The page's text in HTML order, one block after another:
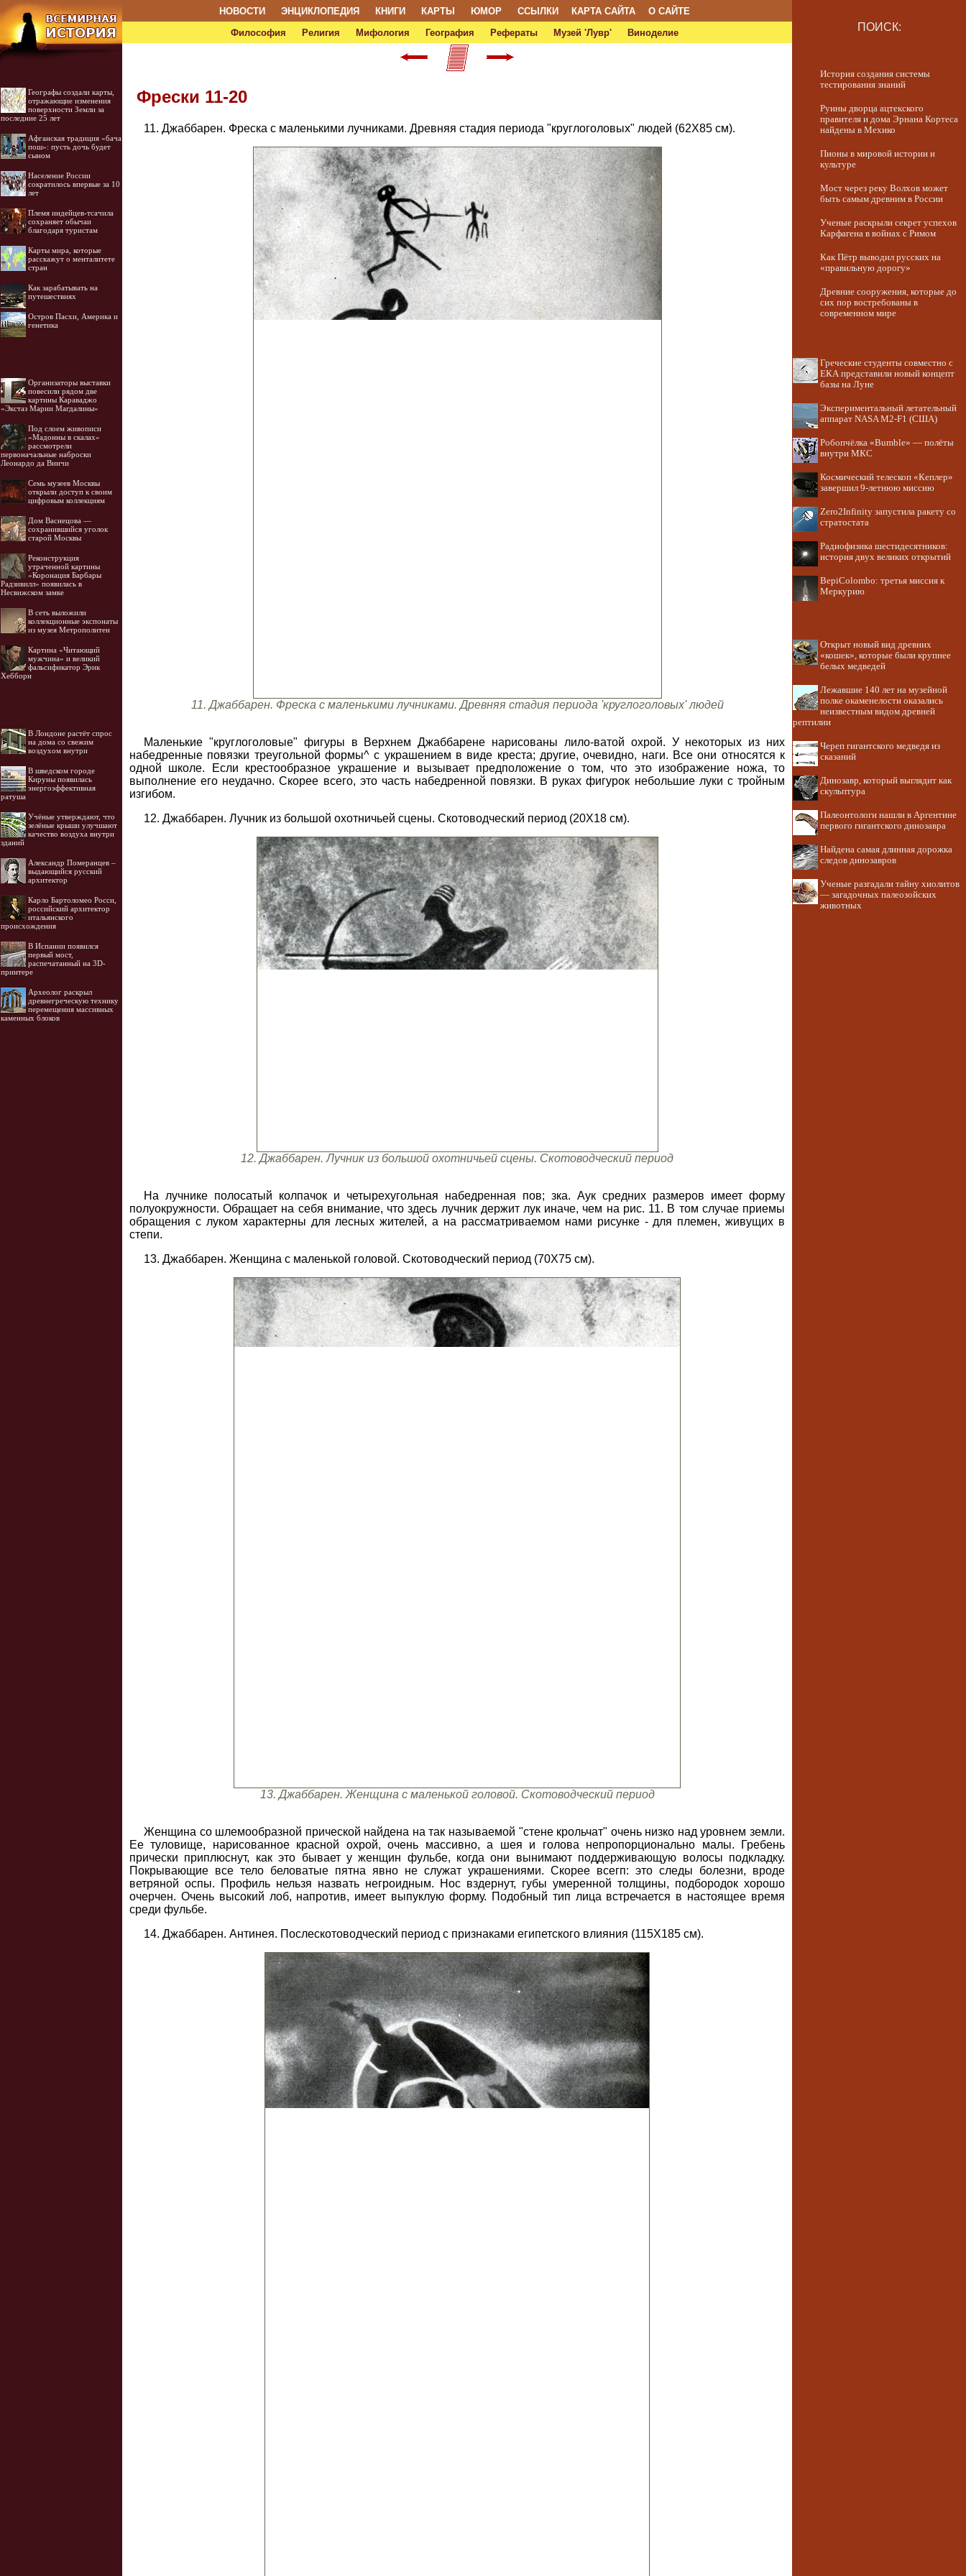
НОВОСТИ ЭНЦИКЛОПЕДИЯ КНИГИ КАРТЫ ЮМОР ССЫЛКИ КАРТА САЙТА
О САЙТЕ
Философия
Религия Мифология География Рефераты Музей 'Лувр' Виноделие ПОИСК:
Географы создали карты,
отражающие изменения
поверхности Земли за
последние 25 лет
Афганская традиция «бача
пош»: пусть дочь будет
сыном
Население России
сократилось впервые за 10
лет
Племя индейцев-тсачила
сохраняет обычаи
благодаря туристам
Карты мира, которые
расскажут о менталитете
стран
Как зарабатывать на
путешествиях
Остров Пасхи, Америка и
генетика
Организаторы выставки
повесили рядом две
картины Караваджо
«Экстаз Марии Магдалины»
Под слоем живописи
«Мадонны в скалах»
рассмотрели
первоначальные наброски
Леонардо да Винчи
Семь музеев Москвы
открыли доступ к своим
цифровым коллекциям
Дом Васнецова —
сохранившийся уголок
старой Москвы
Реконструкция
утраченной картины
«Коронация Барбары
Радзивилл» появилась в
Несвижском замке
В сеть выложили
коллекционные экспонаты
из музея Метрополитен
Картина «Читающий
мужчина» и великий
фальсификатор Эрик
Хебборн
В Лондоне растёт спрос
на дома со свежим
воздухом внутри
В шведском городе
Кируны появилась
энергоэффективная
ратуша
Учёные утверждают, что
зелёные крыши улучшают
качество воздуха внутри
зданий
Александр Померанцев –
выдающийся русский
архитектор
Карло Бартоломео Росси,
российский архитектор
итальянского
происхождения
В Испании появился
первый мост,
распечатанный на 3D-
принтере
Археолог раскрыл
древнегреческую технику
перемещения массивных
каменных блоков
Фрески 11-20
11. Джаббарен. Фреска с маленькими лучниками. Древняя стадия периода "круглоголовых" людей (62X85 см).
11. Джаббарен. Фреска с маленькими лучниками. Древняя стадия периода 'круглоголовых' людей
Маленькие "круглоголовые" фигуры в Верхнем Джаббарене нарисованы лило-ватой охрой. У некоторых из них
набедренные повязки треугольной формы^ с украшением в виде креста; другие, очевидно, наги. Все они относятся к
одной школе. Если крестообразное украшение и вызывает предположение о том, что это изображение ножа, то
выполнение его неудачно. Скорее всего, это часть набедренной повязки. В руках фигурок небольшие луки с тройным
изгибом.
12. Джаббарен. Лучник из большой охотничьей сцены. Скотоводческий период (20X18 см).
12. Джаббарен. Лучник из большой охотничьей сцены. Скотоводческий период
На лучнике полосатый колпачок и четырехугольная набедренная пов; зка. Аук средних размеров имеет форму
полуокружности. Обращает на себя внимание, что здесь лучник держит лук иначе, чем на рис. 11. В том случае приемы
обращения с луком характерны для лесных жителей, а на рассматриваемом нами рисунке - для племен, живущих в
степи.
13. Джаббарен. Женщина с маленькой головой. Скотоводческий период (70X75 см).
13. Джаббарен. Женщина с маленькой головой. Скотоводческий период
Женщина со шлемообразной прической найдена на так называемой "стене крольчат" очень низко над уровнем земли.
Ее туловище, нарисованное красной охрой, очень массивно, а шея и голова непропорционально малы. Гребень
прически приплюснут, как это бывает у женщин фульбе, когда они вынимают поддерживающую волосы подкладку.
Покрывающие все тело беловатые пятна явно не служат украшениями. Скорее всегп: это следы болезни, вроде
ветряной оспы. Профиль нельзя назвать негроидным. Нос вздернут, губы умеренной толщины, подбородок хорошо
очерчен. Очень высокий лоб, напротив, имеет выпуклую форму. Подобный тип лица встречается в настоящее время
среди фульбе.
14. Джаббарен. Антинея. Послескотоводческий период с признаками египетского влияния (115X185 см).
История создания системы
тестирования знаний
Руины дворца ацтекского
правителя и дома Эрнана Кортеса
найдены в Мехико
Пионы в мировой истории и
культуре
Мост через реку Волхов может
быть самым древним в России
Ученые раскрыли секрет успехов
Карфагена в войнах с Римом
Как Пётр выводил русских на
«правильную дорогу»
Древние сооружения, которые до
сих пор востребованы в
современном мире
Греческие студенты совместно с
ЕКА представили новый концепт
базы на Луне
Экспериментальный летательный
аппарат NASA M2-F1 (США)
Робопчёлка «Bumble» — полёты
внутри МКС
Космический телескоп «Кеплер»
завершил 9-летнюю миссию
Zero2Infinity запустила ракету со
стратостата
Радиофизика шестидесятников:
история двух великих открытий
BepiColombo: третья миссия к
Меркурию
Открыт новый вид древних
«кошек», которые были крупнее
белых медведей
Лежавшие 140 лет на музейной
полке окаменелости оказались
неизвестным видом древней
рептилии
Череп гигантского медведя из
сказаний
Динозавр, который выглядит как
скульптура
Палеонтологи нашли в Аргентине
первого гигантского динозавра
Найдена самая длинная дорожка
следов динозавров
Ученые разгадали тайну хиолитов
— загадочных палеозойских
животных